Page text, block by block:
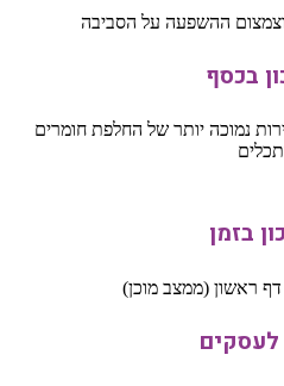
ההשפעה על הסביבה
בכסף
נמוכה יותר של החלפת חומרים
בזמן
לעסקים